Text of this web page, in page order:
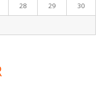
28 29 30